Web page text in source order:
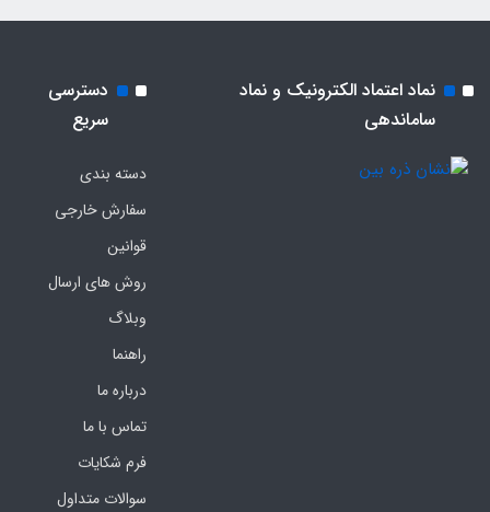
نماد اعتماد الکترونیک و نماد
ساماندهی
دسترسی
سریع
دسته بندی
سفارش خارجی
قوانین
روش های ارسال
وبلاگ
راهنما
درباره ما
تماس با ما
فرم‌ شکایات
سوالات متداول